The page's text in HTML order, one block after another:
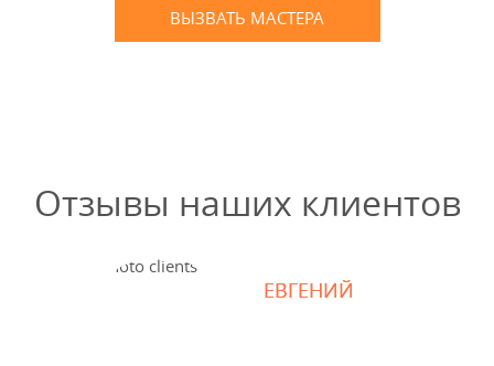
ВЫЗВАТЬ МАСТЕРА
Отзывы наших клиентов
ЕВГЕНИЙ